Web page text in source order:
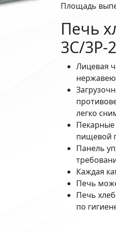
Площадь
Печь
3C/3P-
Лицевая
легко
Пекарные
пищевой
Панель
Каждая
Печь
Печь
по